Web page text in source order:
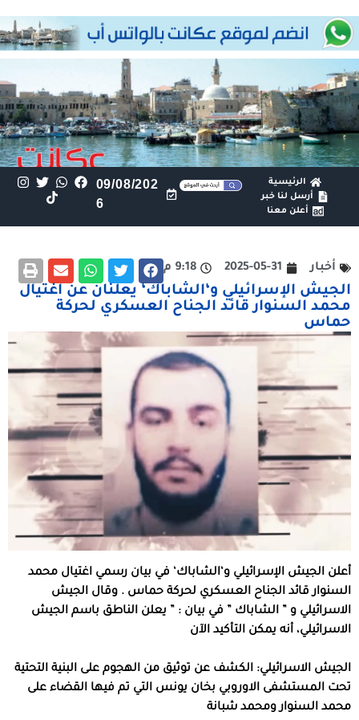
الرئيسية
أرسل لنا خبر
أعلن معنا
09/08/202
6
أخبار 2025-05-31 9:18 م
الجيش الإسرائيلي و‘الشاباك‘ يعلنان عن اغتيال
محمد السنوار قائد الجناح العسكري لحركة
حماس
أعلن الجيش الإسرائيلي و‘الشاباك‘ في بيان رسمي اغتيال محمد
السنوار قائد الجناح العسكري لحركة حماس . وقال الجيش
الاسرائيلي و ” الشاباك ” في بيان : ” يعلن الناطق باسم الجيش
الاسرائيلي، أنه يمكن التأكيد الآن
الجيش الاسرائيلي: الكشف عن توثيق من الهجوم على البنية التحتية
تحت المستشفى الاوروبي بخان يونس التي تم فيها القضاء على
محمد السنوار ومحمد شبانة